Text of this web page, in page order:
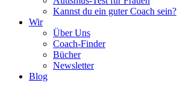
Kannst du ein guter Coach sein?
Wir
Über Uns
Coach-Finder
Bücher
Newsletter
Blog